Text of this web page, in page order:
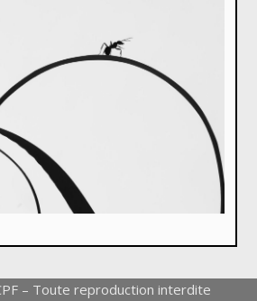
– Toute reproduction interdite